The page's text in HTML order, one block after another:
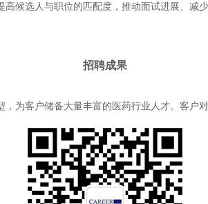
候选人与职位的匹配度，推动面试进展、减
招聘成果
为客户储备大量丰富的医药行业人才。客户